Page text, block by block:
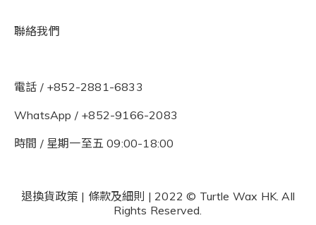
聯絡我們
電話 / +852-2881-6833
WhatsApp / +852-9166-2083
時間 / 星期一至五 09:00-18:00
退換貨政策 | 條款及細則 | 2022 © Turtle Wax HK. All
Rights Reserved.